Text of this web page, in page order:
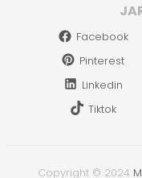
Facebook
Pinterest
Linkedin
Tiktok
Copyright © 2024